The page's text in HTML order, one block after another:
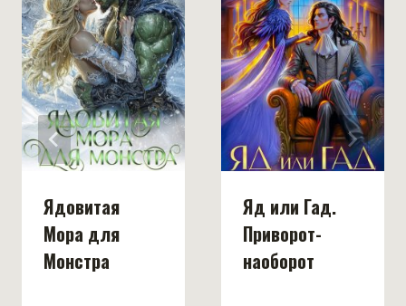
Ядовитая
Мора для
Монстра
Яд или Гад.
Приворот-
наоборот